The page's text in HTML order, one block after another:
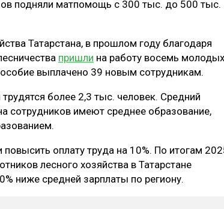
подняли матпомощь с 300 тыс. до 500 тыс.
Татарстана, в прошлом году благодаря
пришли на работу восемь молодых
выплачено 39 новым сотрудникам.
более 2,3 тыс. человек. Средний
сотрудников имеют среднее образование,
оплату труда на 10%. По итогам
лесного хозяйства в Татарстане
ниже средней зарплаты по региону.